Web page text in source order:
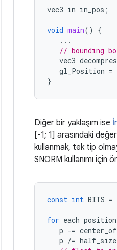
vec3 in in_pos ;
void main()
{
...
// bounding
vec3
gl_Position =
}
Diğer bir yaklaşım ise
[-1; 1] arasındaki
kullanmak, tek tip
SNORM kullanımı için
const int BITS =
for each position
p -=
p /=